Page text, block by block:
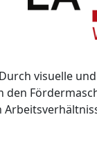
visuelle